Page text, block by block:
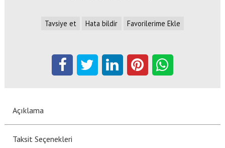
Tavsiye et Hata bildir Favorilerime Ekle
Açıklama
Taksit Seçenekleri